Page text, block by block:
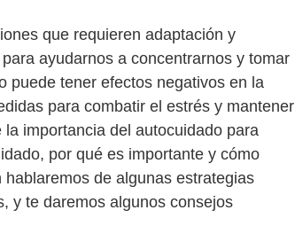
que requieren adaptación y
ayudarnos a concentrarnos y tomar
puede tener efectos negativos en la
para combatir el estrés y mantener
importancia del autocuidado para
por qué es importante y cómo
de algunas estrategias
y te daremos algunos consejos